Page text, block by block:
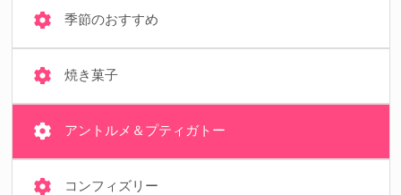
季節のおすすめ
焼き菓子
アントルメ＆プティガトー
コンフィズリー